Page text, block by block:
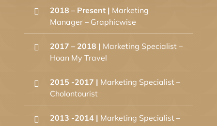
2018 – Present | Marketing
Manager – Graphicwise
2017 – 2018 | Marketing Specialist –
Hoan My Travel
2015 -2017 | Marketing Specialist –
Cholontourist
2013 -2014 | Marketing Specialist –